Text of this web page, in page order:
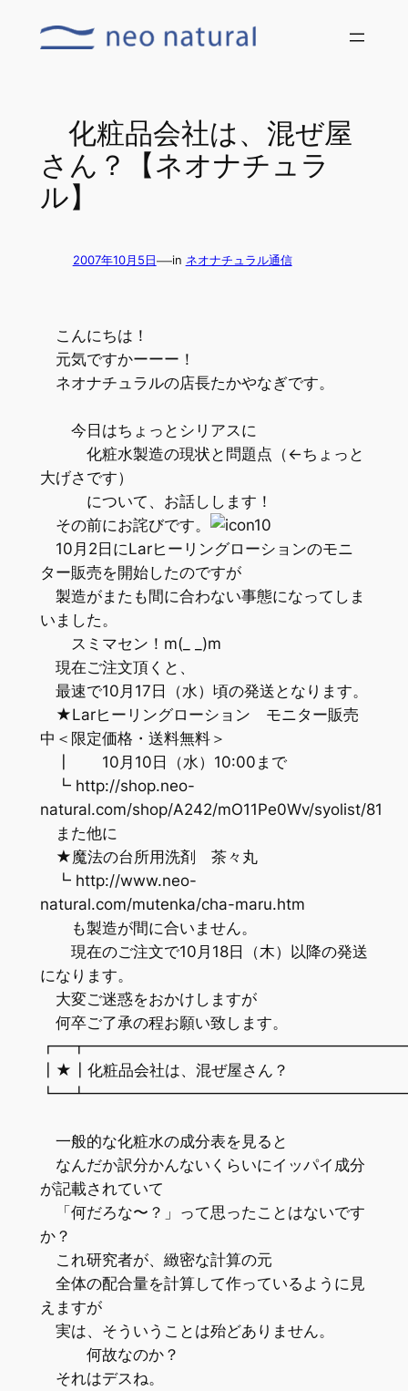
化粧品会社は、混ぜ屋
さん？【ネオナチュラ
ル】
2007年10月5日 —in ネオナチュラル通信
こんにちは！
元気ですかーーー！
ネオナチュラルの店長たかやなぎです。
今日はちょっとシリアスに
化粧水製造の現状と問題点（←ちょっと
大げさです）
について、お話しします！
その前にお詫びです。
10月2日にLarヒーリングローションのモニ
ター販売を開始したのですが
製造がまたも間に合わない事態になってしま
いました。
スミマセン！m(_ _)m
現在ご注文頂くと、
最速で10月17日（水）頃の発送となります。
★Larヒーリングローション モニター販売
中＜限定価格・送料無料＞
┃ 10月10日（水）10:00まで
┗ http://shop.neo-
natural.com/shop/A242/mO11Pe0Wv/syolist/81
また他に
★魔法の台所用洗剤 茶々丸
┗ http://www.neo-
natural.com/mutenka/cha-maru.htm
も製造が間に合いません。
現在のご注文で10月18日（木）以降の発送
になります。
大変ご迷惑をおかけしますが
何卒ご了承の程お願い致します。
┃★┃化粧品会社は、混ぜ屋さん？
一般的な化粧水の成分表を見ると
なんだか訳分かんないくらいにイッパイ成分
が記載されていて
「何だろな〜？」って思ったことはないです
か？
これ研究者が、緻密な計算の元
全体の配合量を計算して作っているように見
えますが
実は、そういうことは殆どありません。
何故なのか？
それはデスね。